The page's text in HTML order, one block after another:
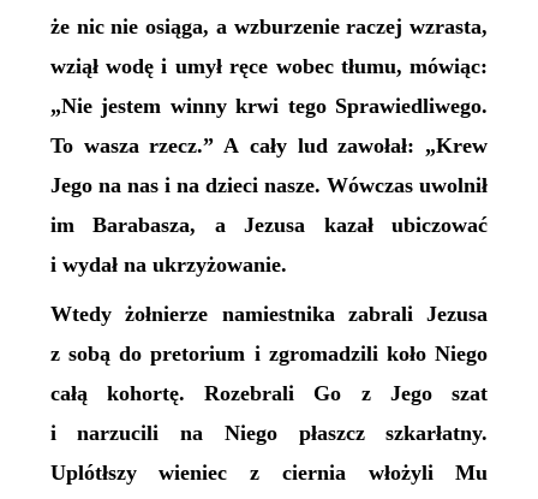
że nic nie osiąga, a wzburzenie raczej wzrasta,
wziął wodę i umył ręce wobec tłumu, mówiąc:
„Nie jestem winny krwi tego Sprawiedliwego.
To wasza rzecz.” A cały lud zawołał: „Krew
Jego na nas i na dzieci nasze. Wówczas uwolnił
im Barabasza, a Jezusa kazał ubiczować
i wydał na ukrzyżowanie.
Wtedy żołnierze namiestnika zabrali Jezusa
z sobą do pretorium i zgromadzili koło Niego
całą kohortę. Rozebrali Go z Jego szat
i narzucili na Niego płaszcz szkarłatny.
Uplótłszy wieniec z ciernia włożyli Mu